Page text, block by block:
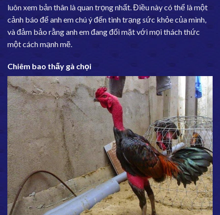
luôn xem bản thân là quan trọng nhất. Điều này có thể là một
cảnh báo để anh em chú ý đến tình trạng sức khỏe của mình,
và đảm bảo rằng anh em đang đối mặt với mọi thách thức
một cách mạnh mẽ.
Chiêm bao thấy gà chọi